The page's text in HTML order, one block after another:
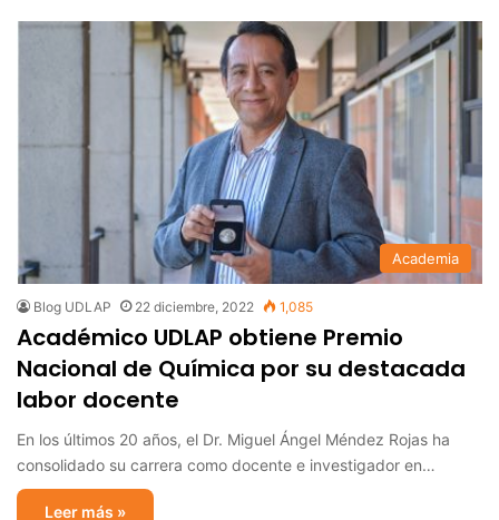
Academia
Blog UDLAP 22 diciembre, 2022 1,085
Académico UDLAP obtiene Premio
Nacional de Química por su destacada
labor docente
En los últimos 20 años, el Dr. Miguel Ángel Méndez Rojas ha
consolidado su carrera como docente e investigador en…
Leer más »